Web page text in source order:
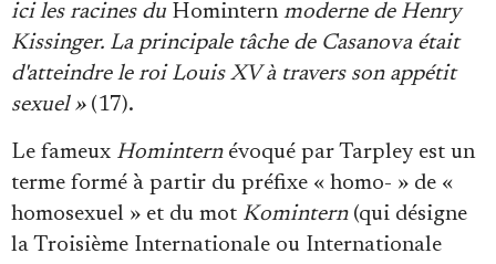
ici les racines duHomintern moderne de Henry
Kissinger. La principale tâche de Casanova était
d'atteindre le roi Louis XV à travers son appétit
sexuel »(17).
Le fameux Hominternévoqué par Tarpley est un
terme formé à partir du préfixe « homo- » de «
homosexuel » et du mot Komintern(qui désigne
la Troisième Internationale ou Internationale